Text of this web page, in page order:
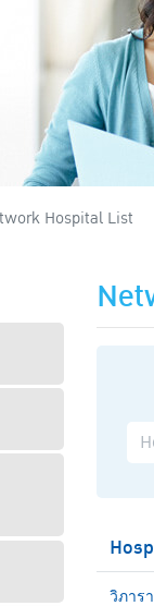
Hospital List
วิภาร